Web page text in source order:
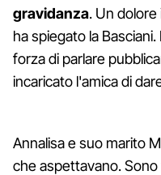
gravidanza. Un
ha spiegato la
forza di parlare
incaricato l'amica di
Annalisa e suo marito
che aspettavano.